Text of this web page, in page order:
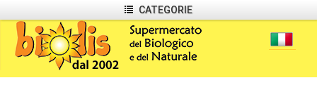
CATEGORIE